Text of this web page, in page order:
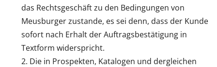
das Rechtsgeschäft zu den Bedingungen von
Meusburger zustande, es sei denn, dass der Kunde
sofort nach Erhalt der Auftragsbestätigung in
Textform widerspricht.
Die in Prospekten, Katalogen und dergleichen